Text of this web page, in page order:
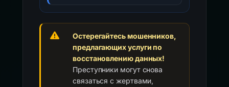
Остерегайтесь мошенников,
предлагающих услуги по
восстановлению данных!
Преступники могут снова
связаться с жертвами,